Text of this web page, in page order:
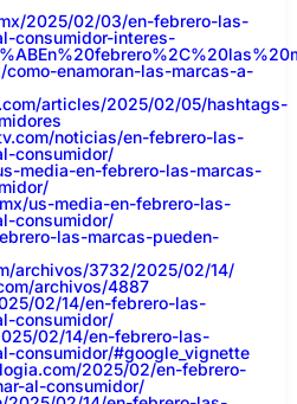
2025/02/03/en-febrero-las-
consumidor-interes-
enamoran-las-marcas-a-
articles/2025/02/05/hashtags-
noticias/en-febrero-las-
consumidor/
media-en-febrero-las-marcas-
us-media-en-febrero-las-
consumidor/
las-marcas-pueden-
archivos/3732/2025/02/14/
archivos/4887
02/14/en-febrero-las-
consumidor/
02/14/en-febrero-las-
consumidor/#google_vignette
2025/02/en-febrero-
al-consumidor/